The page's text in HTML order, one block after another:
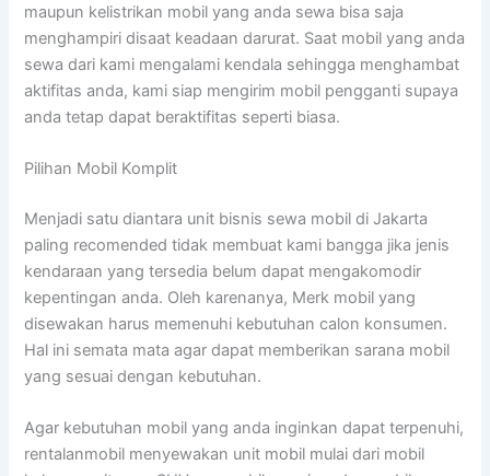
maupun kelistrikan mobil yang anda sewa bisa saja
menghampiri disaat keadaan darurat. Saat mobil yang anda
sewa dari kami mengalami kendala sehingga menghambat
aktifitas anda, kami siap mengirim mobil pengganti supaya
anda tetap dapat beraktifitas seperti biasa.
Pilihan Mobil Komplit
Menjadi satu diantara unit bisnis sewa mobil di Jakarta
paling recomended tidak membuat kami bangga jika jenis
kendaraan yang tersedia belum dapat mengakomodir
kepentingan anda. Oleh karenanya, Merk mobil yang
disewakan harus memenuhi kebutuhan calon konsumen.
Hal ini semata mata agar dapat memberikan sarana mobil
yang sesuai dengan kebutuhan.
Agar kebutuhan mobil yang anda inginkan dapat terpenuhi,
rentalanmobil menyewakan unit mobil mulai dari mobil